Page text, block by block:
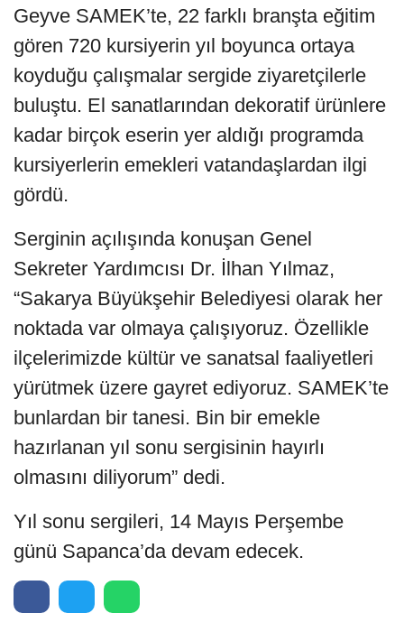
Geyve SAMEK’te, 22 farklı branşta eğitim
gören 720 kursiyerin yıl boyunca ortaya
koyduğu çalışmalar sergide ziyaretçilerle
buluştu. El sanatlarından dekoratif ürünlere
kadar birçok eserin yer aldığı programda
kursiyerlerin emekleri vatandaşlardan ilgi
gördü.
Serginin açılışında konuşan Genel
Sekreter Yardımcısı Dr. İlhan Yılmaz,
“Sakarya Büyükşehir Belediyesi olarak her
noktada var olmaya çalışıyoruz. Özellikle
ilçelerimizde kültür ve sanatsal faaliyetleri
yürütmek üzere gayret ediyoruz. SAMEK’te
bunlardan bir tanesi. Bin bir emekle
hazırlanan yıl sonu sergisinin hayırlı
olmasını diliyorum” dedi.
Yıl sonu sergileri, 14 Mayıs Perşembe
günü Sapanca’da devam edecek.